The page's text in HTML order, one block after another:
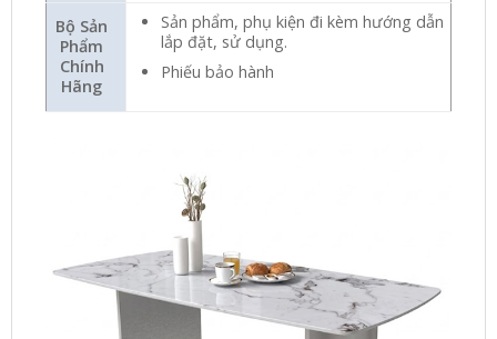
Bộ Sản
Phẩm
Chính
Hãng
Sản phẩm, phụ kiện đi kèm hướng dẫn
lắp đặt, sử dụng.
Phiếu bảo hành